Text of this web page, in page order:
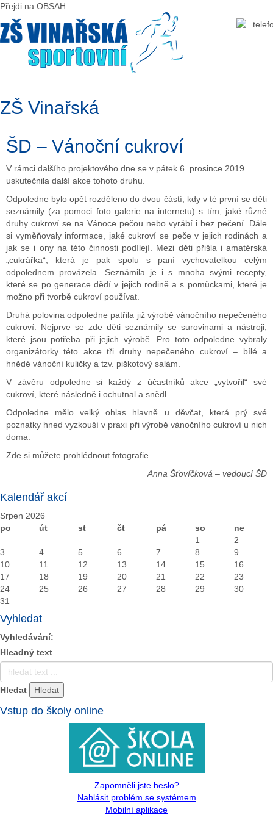
Přejdi na OBSAH
ZŠ Vinařská
ŠD – Vánoční cukroví
V rámci dalšího projektového dne se v pátek 6. prosince 2019
uskutečnila další akce tohoto druhu.
Odpoledne bylo opět rozděleno do dvou částí, kdy v té první se děti
seznámily (za pomoci foto galerie na internetu) s tím, jaké různé
druhy cukroví se na Vánoce pečou nebo vyrábí i bez pečení. Dále
si vyměňovaly informace, jaké cukroví se peče v jejich rodinách a
jak se i ony na této činnosti podílejí. Mezi děti přišla i amatérská
„cukrářka“, která je pak spolu s paní vychovatelkou celým
odpolednem provázela. Seznámila je i s mnoha svými recepty,
které se po generace dědí v jejich rodině a s pomůckami, které je
možno při tvorbě cukroví používat.
Druhá polovina odpoledne patřila již výrobě vánočního nepečeného
cukroví. Nejprve se zde děti seznámily se surovinami a nástroji,
které jsou potřeba při jejich výrobě. Pro toto odpoledne vybraly
organizátorky této akce tři druhy nepečeného cukroví – bílé a
hnědé vánoční kuličky a tzv. piškotový salám.
V závěru odpoledne si každý z účastníků akce „vytvořil“ své
cukroví, které následně i ochutnal a snědl.
Odpoledne mělo velký ohlas hlavně u děvčat, která prý své
poznatky hned vyzkouší v praxi při výrobě vánočního cukroví u nich
doma.
Zde si můžete prohlédnout fotografie.
Anna Šťovíčková – vedoucí ŠD
Kalendář akcí
rok
měsíc
rok
měsíc
Srpen 2026
po
út st čt pá so
ne
1
2
3
4 5 6 7 8
9
10
11 12 13 14 15
16
17
18 19 20 21 22
23
24
25 26 27 28 29
30
31
Vyhledat
Vyhledávání:
Hleadný text
Hledat
Vstup do školy online
Zapomněli jste heslo?
Nahlásit problém se systémem
Mobilní aplikace